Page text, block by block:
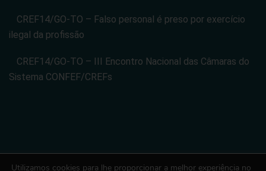
CREF14/GO-TO – Falso personal é preso por exercício
ilegal da profissão
CREF14/GO-TO – III Encontro Nacional das Câmaras do
Sistema CONFEF/CREFs
Utilizamos cookies para lhe proporcionar a melhor experiência no